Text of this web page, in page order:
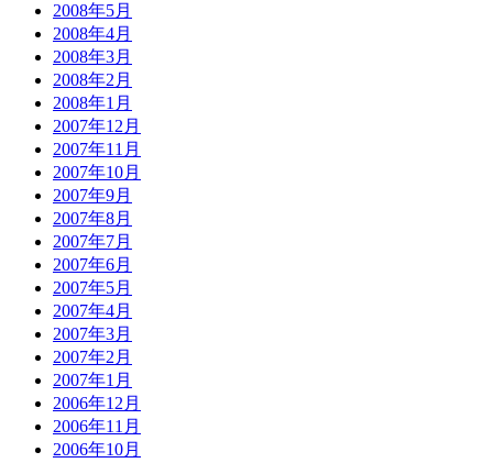
2008年5月
2008年4月
2008年3月
2008年2月
2008年1月
2007年12月
2007年11月
2007年10月
2007年9月
2007年8月
2007年7月
2007年6月
2007年5月
2007年4月
2007年3月
2007年2月
2007年1月
2006年12月
2006年11月
2006年10月